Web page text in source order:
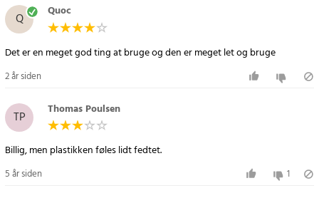
Q Quoc
Det er en meget god ting at bruge og den er meget let og bruge
2 år siden
TP Thomas Poulsen
Billig, men plastikken føles lidt fedtet.
5 år siden 1